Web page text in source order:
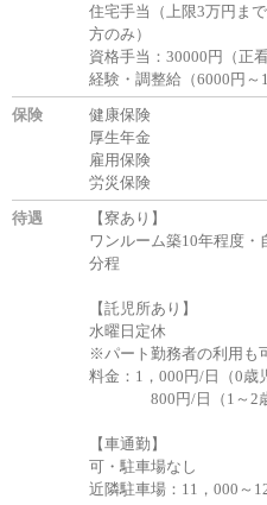
住宅手当（上限3万円ま
方のみ）
資格手当：30000円（正
経験・調整給（6000円～
保険
健康保険
厚生年金
雇用保険
労災保険
待遇
【寮あり】
ワンルーム築10年程度・
分程
【託児所あり】
水曜日定休
※パート勤務者の利用も
料金：1，000円/日（0歳
800円/日（1～2歳
【車通勤】
可・駐車場なし
近隣駐車場：11，000～